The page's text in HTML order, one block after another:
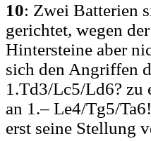
10: Zwei Batterien
gerichtet, wegen
Hintersteine aber
sich den Angriffen
1.Td3/Lc5/Ld6? zu
an 1.– Le4/Tg5/
erst seine Stellung